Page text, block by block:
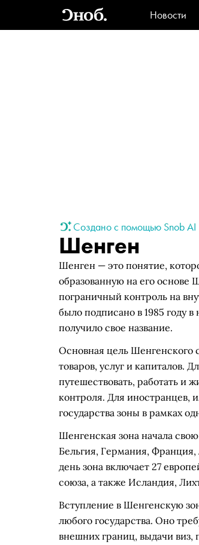
Новости
Создано с помощью Snob AI
Шенген
Шенген — это понятие,
образованную на его основе
пограничный контроль на
было подписано в 1985 году
получило свое название.
Основная цель Шенгенского
товаров, услуг и капиталов.
путешествовать, работать и
контроля. Для иностранцев,
государства зоны в рамках
Шенгенская зона начала
Бельгия, Германия,
день зона включает 27
союза, а также Исландия,
Вступление в Шенгенскую
любого государства. Оно
внешних границ, выдачи виз,